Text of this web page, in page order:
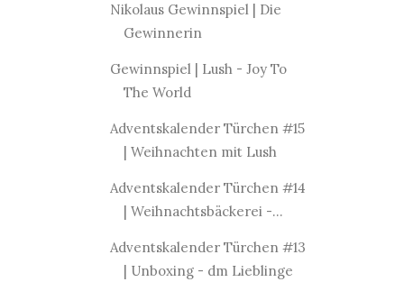
Nikolaus Gewinnspiel | Die
Gewinnerin
Gewinnspiel | Lush - Joy To
The World
Adventskalender Türchen #15
| Weihnachten mit Lush
Adventskalender Türchen #14
| Weihnachtsbäckerei -...
Adventskalender Türchen #13
| Unboxing - dm Lieblinge